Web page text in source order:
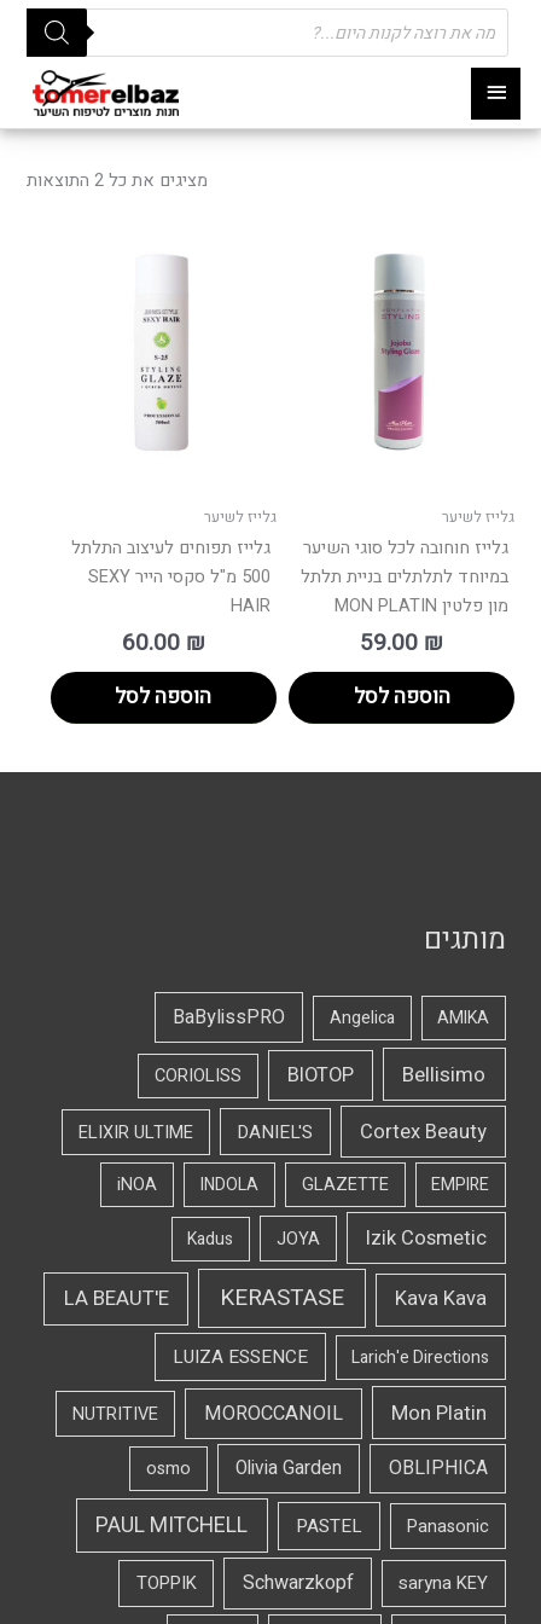
תפריט
ראשי
Products
search
מציגים את כל ⁦2⁩ התוצאות לפי
גלייז לשיער
גלייז חוחובה לכל סוגי השיער
במיוחד לתלתלים בניית תלתל
מון פלטין MON PLATIN
59.00 ₪
הוספה לסל
גלייז לשיער
גלייז תפוחים לעיצוב התלתל
500 מ"ל סקסי הייר SEXY
HAIR
60.00 ₪
הוספה לסל
מותגים
AMIKA
Angelica
BaBylissPRO
Bellisimo
BIOTOP
CORIOLISS
Cortex Beauty
DANIEL'S
ELIXIR ULTIME
EMPIRE
GLAZETTE
INDOLA
iNOA
Izik Cosmetic
JOYA
Kadus
Kava Kava
KERASTASE
LA BEAUT'E
Larich'e Directions
LUIZA ESSENCE
Mon Platin
MOROCCANOIL
NUTRITIVE
OBLIPHICA
Olivia Garden
osmo
Panasonic
PASTEL
PAUL MITCHELL
saryna KEY
Schwarzkopf
TOPPIK